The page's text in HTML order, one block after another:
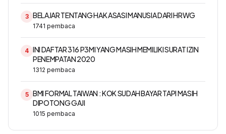
3 BELAJAR TENTANG HAK ASASI MANUSIA DARI HRWG
1741 pembaca
4 INI DAFTAR 316 P3MI YANG MASIH MEMILIKI SURAT IZIN
PENEMPATAN 2020
1312 pembaca
5 BMI FORMAL TAIWAN : KOK SUDAH BAYAR TAPI MASIH
DIPOTONG GAJI
1015 pembaca